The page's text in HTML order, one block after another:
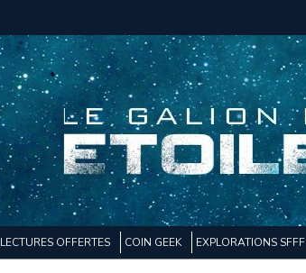
LECTURES OFFERTES COIN GEEK EXPLORATIONS SFFF